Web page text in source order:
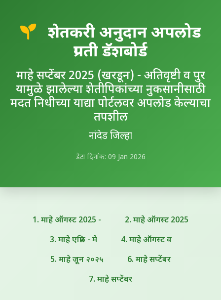
शेतकरी अनुदान अपलोड
प्रगती डॅशबोर्ड
माहे सप्टेंबर 2025 (खरडून) - अतिवृष्टी व पुर
यामुळे झालेल्या शेतीपिकांच्या नुकसानीसाठी
मदत निधीच्या याद्या पोर्टलवर अपलोड केल्याचा
तपशील
नांदेड जिल्हा
डेटा दिनांक: 09 Jan 2026
1. माहे ऑगस्ट 2025 -
2. माहे ऑगस्ट 2025
3. माहे एप्रिल - मे
4. माहे ऑगस्ट व
5. माहे जून २०२५
6. माहे सप्टेंबर
7. माहे सप्टेंबर